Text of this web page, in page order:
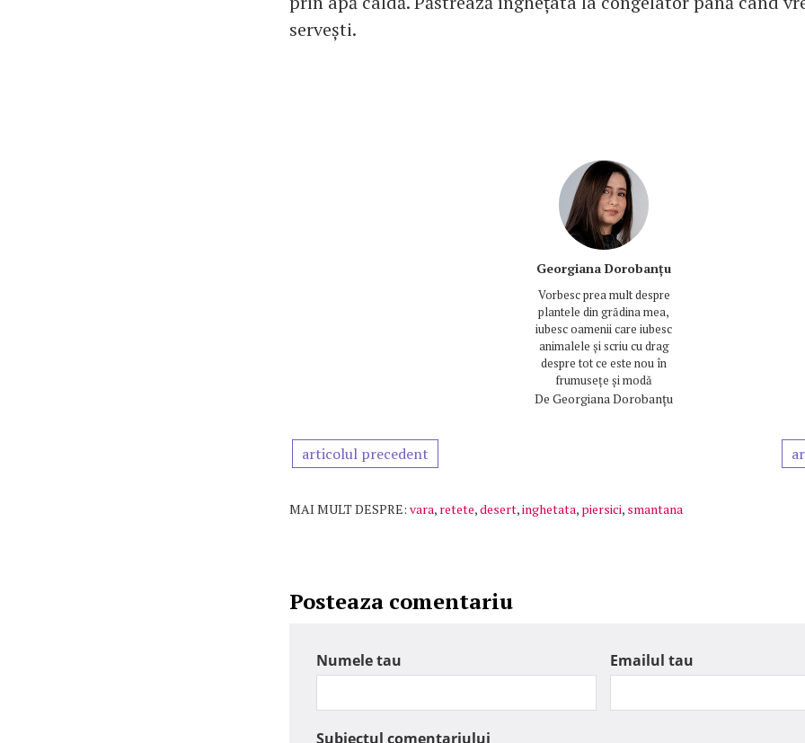
servești.
Georgiana Dorobanțu
Vorbesc prea mult despre
plantele din grădina mea,
iubesc oamenii care iubesc
animalele și scriu cu drag
despre tot ce este nou în
frumusețe și modă
De Georgiana Dorobanțu
articolul precedent
MAI MULT DESPRE: vara, retete,desert,inghetata, piersici, smantana
Posteaza comentariu
Numele tau Emailul tau
Subiectul comentariului